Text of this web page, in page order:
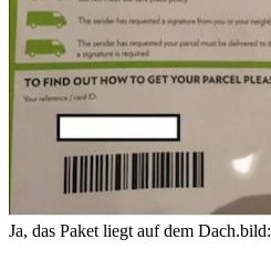
Ja, das Paket liegt auf dem Dach.bild: